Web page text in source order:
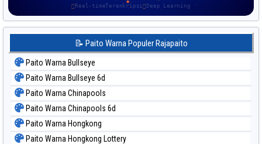
Real-timeTerenkripsi Deep Learning
📝 Paito Warna Populer Rajapaito
Paito Warna Bullseye
Paito Warna Bullseye 6d
Paito Warna Chinapools
Paito Warna Chinapools 6d
Paito Warna Hongkong
Paito Warna Hongkong Lottery